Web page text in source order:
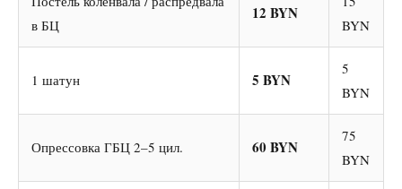
в БЦ
12 BYN
BYN
1 шатун 5 BYN
5
BYN
Опрессовка ГБЦ 2–5 цил. 60 BYN
75
BYN